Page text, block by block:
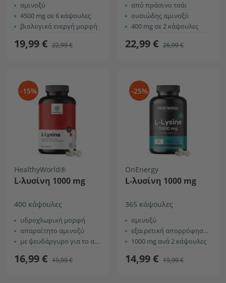
αμινοξύ
4500 mg σε 6 κάψουλες
βιολογικά ενεργή μορφή
19,99 € 22,99 €
από πράσινο τσάι
ουσιώδης αμινοξύ
400 mg σε 2 κάψουλες
22,99 € 26,99 €
-15%
HealthyWorld®
L-λυσίνη 1000 mg
400 κάψουλες
υδροχλωρική μορφή
απαραίτητο αμινοξύ
με ψευδάργυρο για το ανοσοποιητικό σύστημα
16,99 € 19,99 €
-25%
OnEnergy
L-λυσίνη 1000 mg
365 κάψουλες
αμινοξύ
εξαιρετική απορρόφηση και χρήση
1000 mg ανά 2 κάψουλες
14,99 € 19,99 €